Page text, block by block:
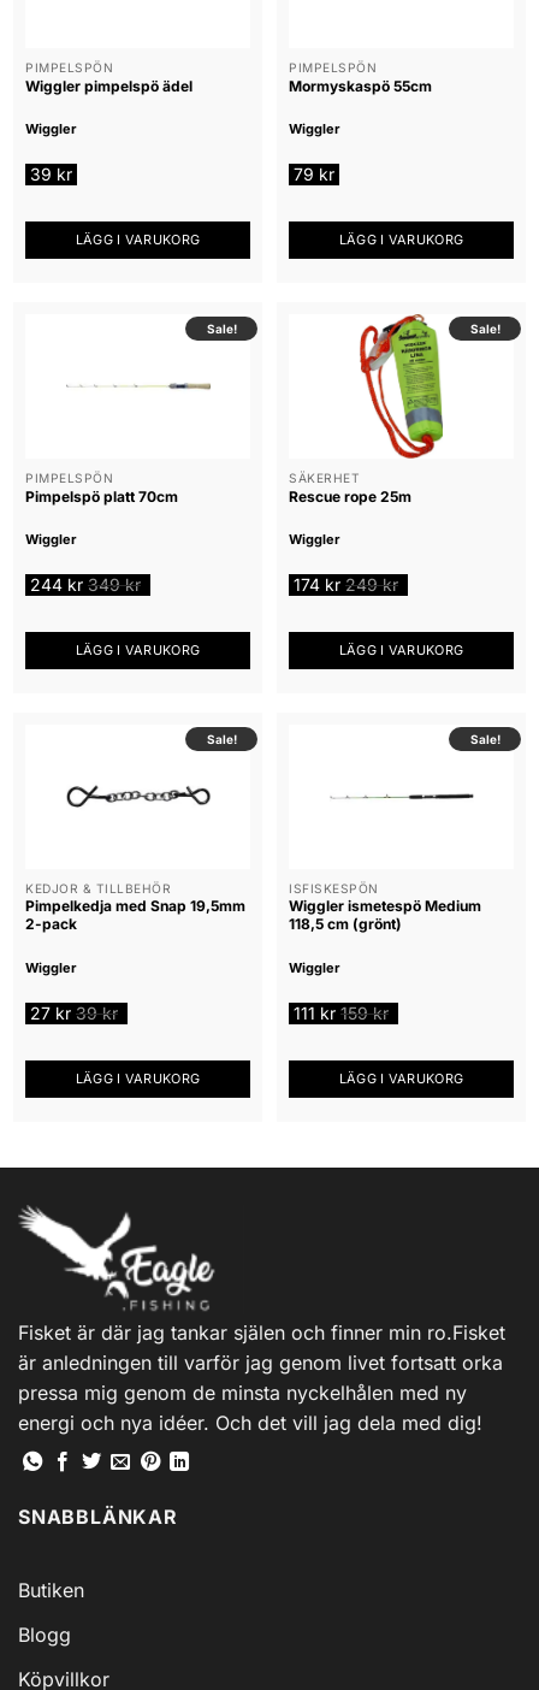
PIMPELSPÖN
Wiggler pimpelspö ädel
Wiggler
39 kr
LÄGG I VARUKORG
PIMPELSPÖN
Mormyskaspö 55cm
Wiggler
79 kr
LÄGG I VARUKORG
Sale!
PIMPELSPÖN
Pimpelspö platt 70cm
Wiggler
244 kr 349kr
LÄGG I VARUKORG
Sale!
SÄKERHET
Rescue rope 25m
Wiggler
174 kr 249kr
LÄGG I VARUKORG
Sale!
KEDJOR & TILLBEHÖR
Pimpelkedja med Snap 19,5mm
2-pack
Wiggler
27 kr 39kr
LÄGG I VARUKORG
Sale!
ISFISKESPÖN
Wiggler ismetespö Medium
118,5 cm (grönt)
Wiggler
111 kr 159kr
LÄGG I VARUKORG
Fisket är där jag tankar själen och finner min ro.Fisket
är anledningen till varför jag genom livet fortsatt orka
pressa mig genom de minsta nyckelhålen med ny
energi och nya idéer. Och det vill jag dela med dig!
SNABBLÄNKAR
Butiken
Blogg
Köpvillkor